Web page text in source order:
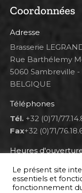
Coordonnées
Adresse
Brasserie
Rue Barthélemy
5060 Sambreville -
BELGIQUE
Téléphones
Tél. +32 (0)71/
Fax+32 (0)71/
Heures
Lun 8h00-12h00 et
Mar au ven 8h00-
Sam 9h00-16h00
Le présent site
essentiels et
fonctionnement